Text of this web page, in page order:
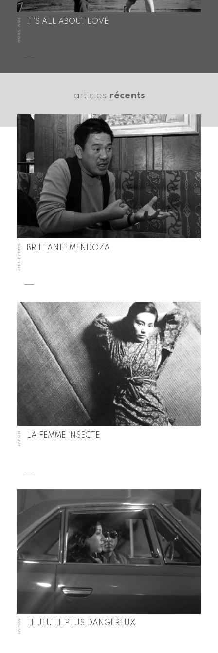
HORS-ASIE IT’S ALL ABOUT LOVE
articles récents
PHILIPPINES BRILLANTE MENDOZA
JAPON LA FEMME INSECTE
JAPON LE JEU LE PLUS DANGEREUX